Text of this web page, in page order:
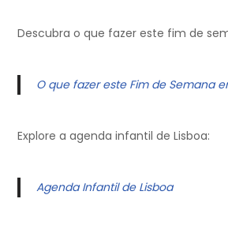
Descubra o que fazer este fim de
O que fazer este Fim de Semana
Explore a agenda infantil de Lisboa:
Agenda Infantil de Lisboa